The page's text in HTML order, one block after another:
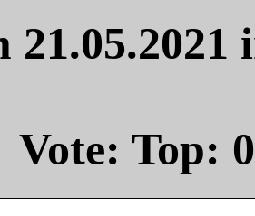
Vote: Top: 0